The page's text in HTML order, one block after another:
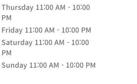
Thursday 11:00 AM - 10:00
PM
Friday 11:00 AM - 10:00 PM
Saturday 11:00 AM - 10:00
PM
Sunday 11:00 AM - 10:00 PM